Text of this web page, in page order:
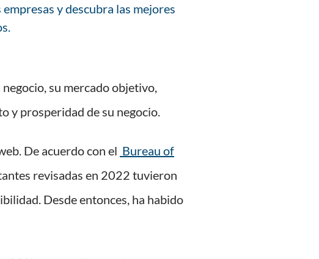
y descubra las mejores
su mercado objetivo,
y prosperidad de su negocio.
De acuerdo con el Bureau of
revisadas en 2022 tuvieron
Desde entonces, ha habido